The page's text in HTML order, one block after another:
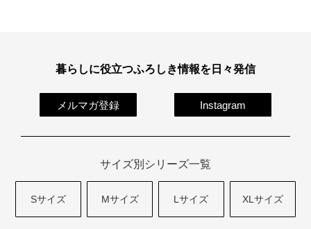
暮らしに役立つふろしき情報を日々発信
メルマガ登録 Instagram
サイズ別シリーズ一覧
Sサイズ Mサイズ Lサイズ XLサイズ